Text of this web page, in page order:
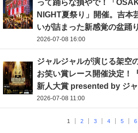
って踊らな損やで！「
NIGHT夏祭り」開催。吉本
いが詰まった新感覚の盆踊
2026-07-08 16:00
ジャルジャルが演じる架空
お笑い賞レース開催決定！
新人大賞 presented by ジャ
2026-07-08 11:00
1 2 3 4 5 6